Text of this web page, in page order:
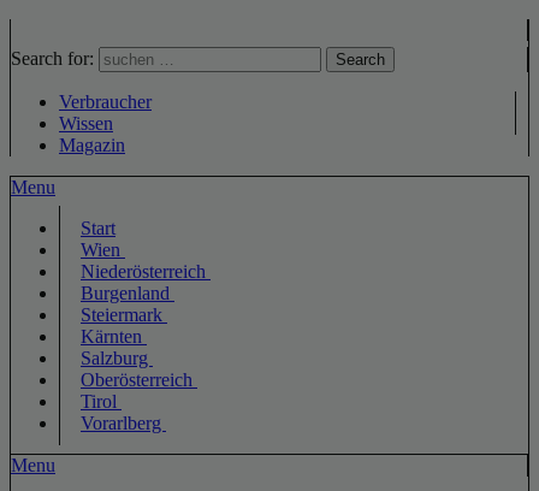
Search for: Search
Verbraucher
Wissen
Magazin
Menu
Start
Wien
Niederösterreich
Burgenland
Steiermark
Kärnten
Salzburg
Oberösterreich
Tirol
Vorarlberg
Menu